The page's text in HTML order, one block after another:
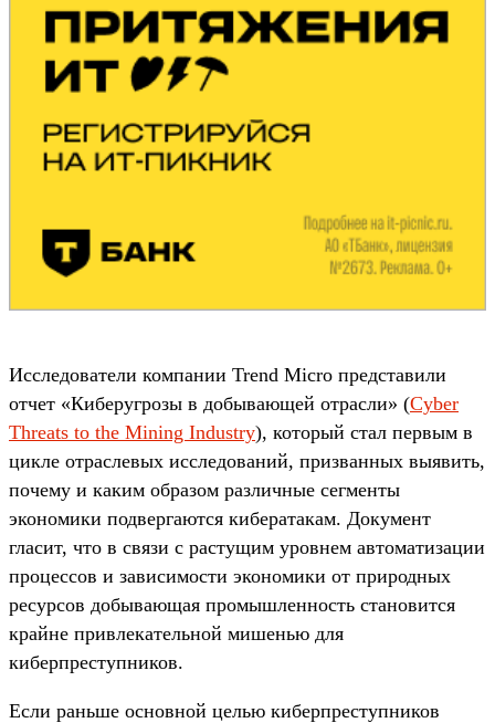
Исследователи компании Trend Micro представили
отчет «Киберугрозы в добывающей отрасли» (Cyber
Threats to the Mining Industry), который стал первым в
цикле отраслевых исследований, призванных выявить,
почему и каким образом различные сегменты
экономики подвергаются кибератакам. Документ
гласит, что в связи с растущим уровнем автоматизации
процессов и зависимости экономики от природных
ресурсов добывающая промышленность становится
крайне привлекательной мишенью для
киберпреступников.
Если раньше основной целью киберпреступников